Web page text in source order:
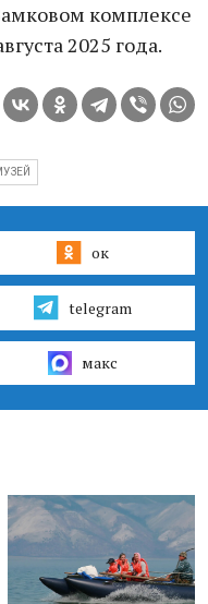
комплексе
2025 года.
ок
telegram
макс